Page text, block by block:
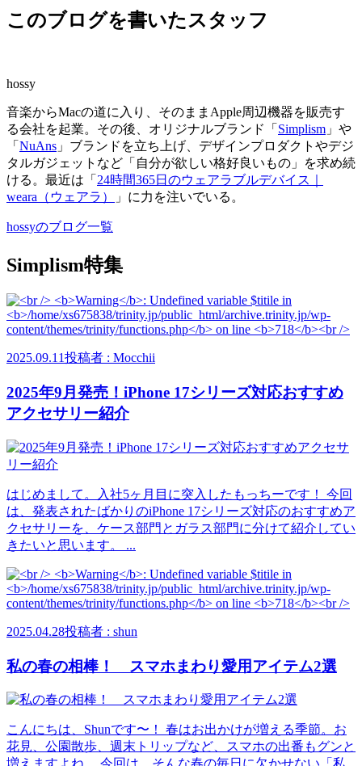
このブログを書いたスタッフ
hossy
音楽からMacの道に入り、そのままApple周辺機器を販売す
る会社を起業。その後、オリジナルブランド「 Simplism 」や
「 NuAns 」ブランドを立ち上げ、デザインプロダクトやデジ
タルガジェットなど「自分が欲しい格好良いもの」を求め続
ける。最近は「 24時間365日のウェアラブルデバイス｜
weara（ウェアラ）
」に力を注いでいる。
hossyのブログ一覧
Simplism特集
2025.09.11投稿者 : Mocchii
2025年9月発売！iPhone 17シリーズ対応おすすめ
アクセサリー紹介
はじめまして。入社5ヶ月目に突入したもっちーです！ 今回
は、発表されたばかりのiPhone 17シリーズ対応のおすすめア
クセサリーを、ケース部門とガラス部門に分けて紹介してい
きたいと思います。 ...
2025.04.28投稿者 : shun
私の春の相棒！ スマホまわり愛用アイテム2選
こんにちは、Shunです〜！ 春はお出かけが増える季節。お
花見、公園散歩、週末トリップなど、スマホの出番もグンと